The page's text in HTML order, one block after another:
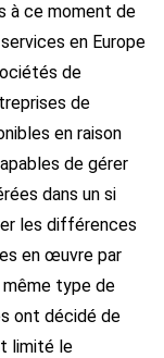
à ce moment de
en Europe
de
de
en raison
de gérer
dans un si
les différences
en œuvre par
même type de
ont décidé de
limité le